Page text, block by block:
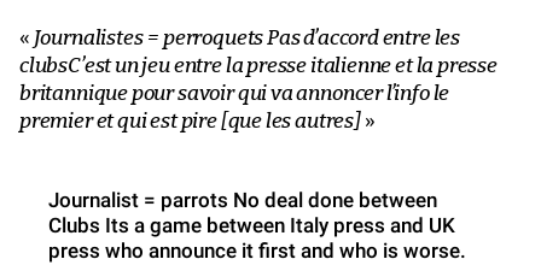
« Journalistes = perroquets Pas d’accord entre les
clubsC’est un jeu entre la presse italienne et la presse
britannique pour savoir qui va annoncer l’info le
premier et qui est pire [que les autres]»
Journalist = parrots No deal done between
Clubs Its a game between Italy press and UK
press who announce it first and who is worse.